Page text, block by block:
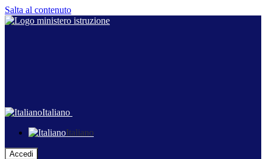
Salta al contenuto
Italiano
Italiano
Accedi